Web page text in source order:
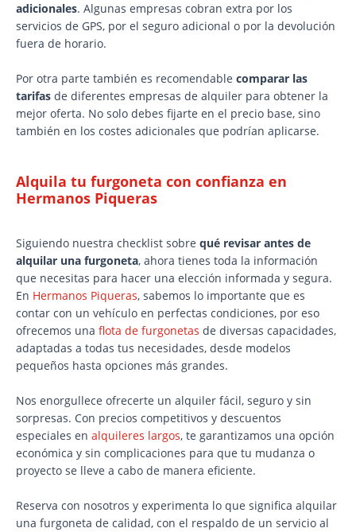
adicionales. Algunas empresas cobran extra por los
servicios de GPS, por el seguro adicional o por la devolución
fuera de horario.
Por otra parte también es recomendable comparar las
tarifas de diferentes empresas de alquiler para obtener la
mejor oferta. No solo debes fijarte en el precio base, sino
también en los costes adicionales que podrían aplicarse.
Alquila tu furgoneta con confianza en
Hermanos Piqueras
Siguiendo nuestra checklist sobre qué revisar antes de
alquilar una furgoneta, ahora tienes toda la información
que necesitas para hacer una elección informada y segura.
En Hermanos Piqueras, sabemos lo importante que es
contar con un vehículo en perfectas condiciones, por eso
ofrecemos una flota de furgonetas de diversas capacidades,
adaptadas a todas tus necesidades, desde modelos
pequeños hasta opciones más grandes.
Nos enorgullece ofrecerte un alquiler fácil, seguro y sin
sorpresas. Con precios competitivos y descuentos
especiales en alquileres largos, te garantizamos una opción
económica y sin complicaciones para que tu mudanza o
proyecto se lleve a cabo de manera eficiente.
Reserva con nosotros y experimenta lo que significa alquilar
una furgoneta de calidad, con el respaldo de un servicio al